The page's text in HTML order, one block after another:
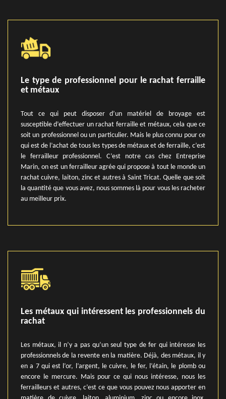
Le type de professionnel pour le rachat ferraille
et métaux
Tout ce qui peut disposer d’un matériel de broyage est
susceptible d’effectuer un rachat ferraille et métaux, cela que ce
soit un professionnel ou un particulier. Mais le plus connu pour ce
qui est de l’achat de tous les types de métaux et de ferraille, c’est
le ferrailleur professionnel. C’est notre cas chez Entreprise
Marin, on est un ferrailleur agrée qui propose à tout le monde un
rachat cuivre, laiton, zinc et autres à Saint Tricat. Quelle que soit
la quantité que vous avez, nous sommes là pour vous les racheter
au meilleur prix.
Les métaux qui intéressent les professionnels du
rachat
Les métaux, il n’y a pas qu’un seul type de fer qui intéresse les
professionnels de la revente en la matière. Déjà, des métaux, il y
en a 7 qui est l’or, l’argent, le cuivre, le fer, l’étain, le plomb ou
encore le mercure. Mais pour ce qui nous intéresse, nous les
ferrailleurs et autres, c’est ce que vous pouvez nous apporter en